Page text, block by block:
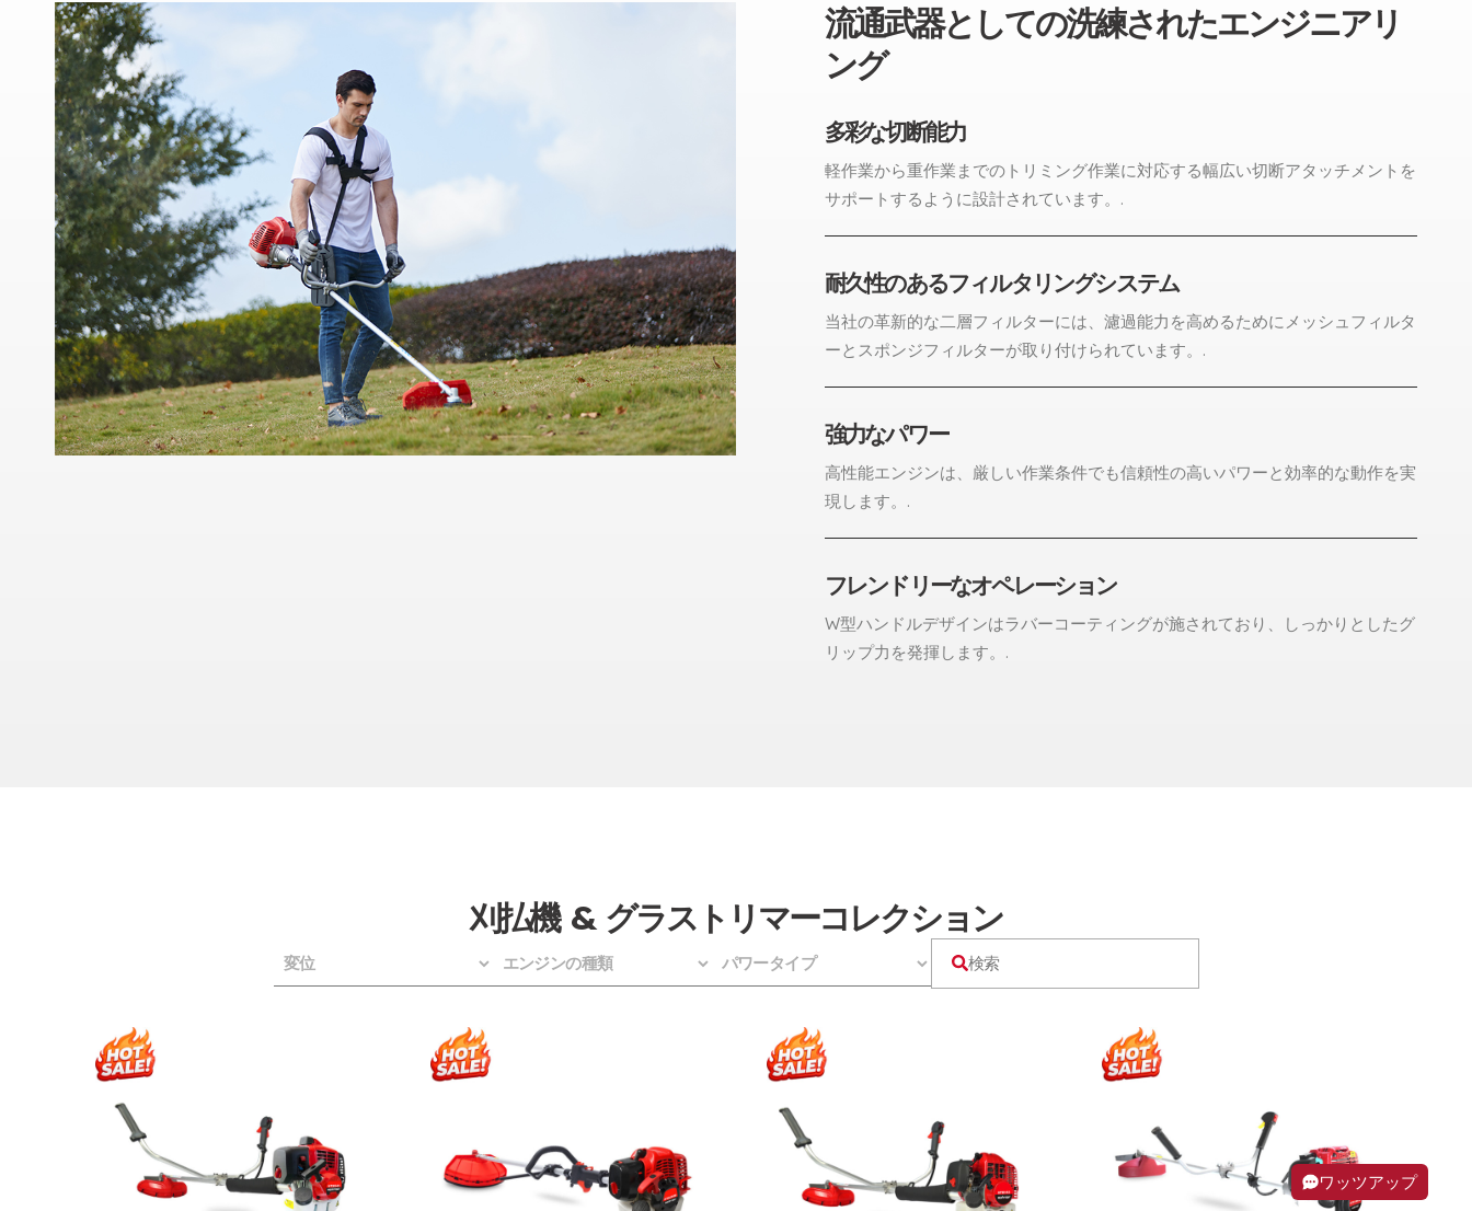
流通武器としての洗練されたエンジニアリ
ング
多彩な切断能力
軽作業から重作業までのトリミング作業に対応する幅広い切断アタッチメントを
サポートするように設計されています。.
耐久性のあるフィルタリングシステム
当社の革新的な二層フィルターには、濾過能力を高めるためにメッシュフィルタ
ーとスポンジフィルターが取り付けられています。.
強力なパワー
高性能エンジンは、厳しい作業条件でも信頼性の高いパワーと効率的な動作を実
現します。.
フレンドリーなオペレーション
W型ハンドルデザインはラバーコーティングが施されており、しっかりとしたグ
リップ力を発揮します。.
刈払機 & グラストリマーコレクション
ワッツアップ